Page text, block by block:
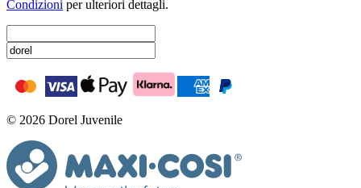
Condizioni per ulteriori dettagli.
© 2026 Dorel Juvenile